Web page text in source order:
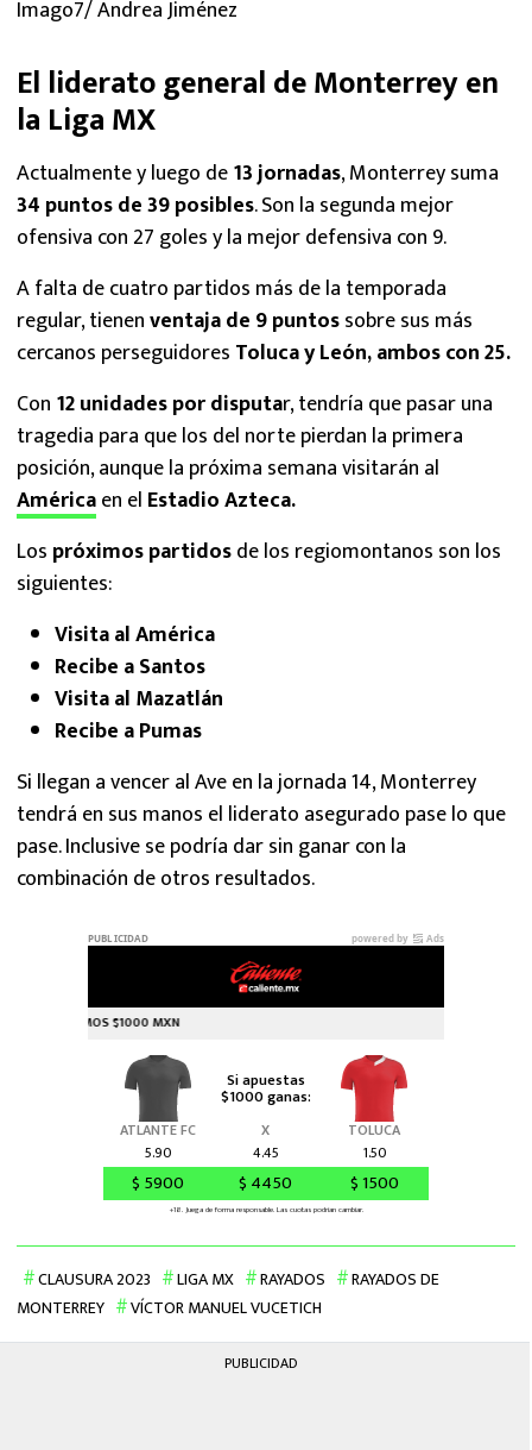
Imago7/ Andrea Jiménez
El liderato general de Monterrey en
la Liga MX
Actualmente y luego de13 jornadas, Monterrey suma
34 puntos de 39 posibles. Son la segunda mejor
ofensiva con 27 goles y la mejor defensiva con 9.
A falta de cuatro partidos más de la temporada
regular, tienenventaja de 9 puntossobre sus más
cercanos perseguidores Toluca y León, ambos con 25.
Con 12 unidades por disputar, tendría que pasar una
tragedia para que los del norte pierdan la primera
posición, aunque la próxima semana visitarán al
Américaen el Estadio Azteca.
Los próximos partidosde los regiomontanos son los
siguientes:
Visita al América
Recibe a Santos
Visita al Mazatlán
Recibe a Pumas
Si llegan a vencer al Ave en la jornada 14, Monterrey
tendrá en sus manos el liderato asegurado pase lo que
pase. Inclusive se podría dar sin ganar con la
combinación de otros resultados.
CLAUSURA 2023 LIGA MX RAYADOS
RAYADOS DE
MONTERREY
VÍCTOR MANUEL VUCETICH
PUBLICIDAD